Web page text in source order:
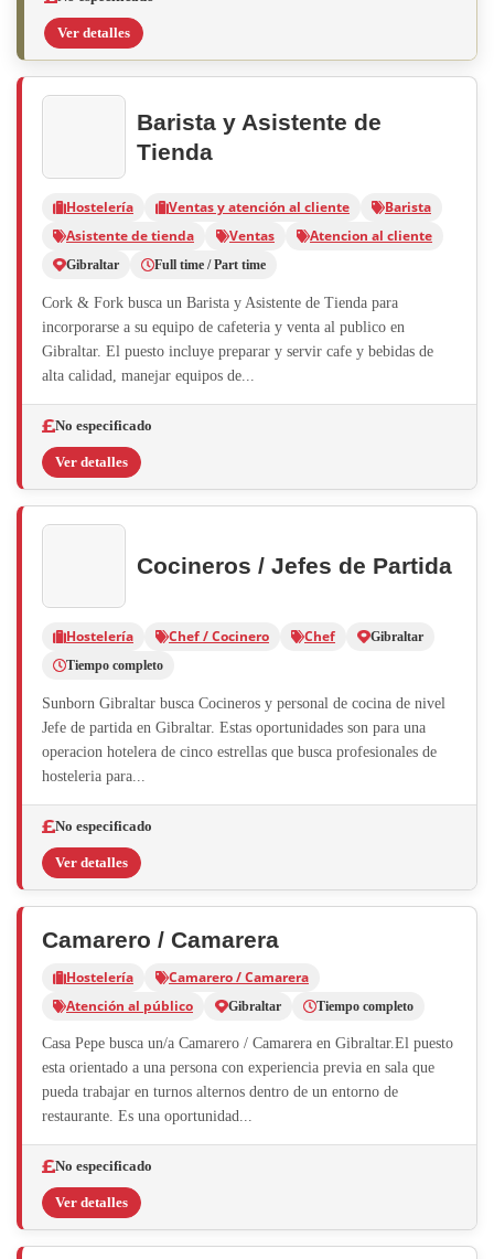
Ver detalles
Barista y Asistente de
Tienda
Hostelería Ventas y atención al cliente
Barista
Asistente de tienda
Ventas Atencion al cliente
Gibraltar Full time / Part time
Cork & Fork busca un Barista y Asistente de Tienda para
incorporarse a su equipo de cafeteria y venta al publico en
Gibraltar. El puesto incluye preparar y servir cafe y bebidas de
alta calidad, manejar equipos de...
No especificado
Ver detalles
Cocineros / Jefes de Partida
Hostelería Chef / Cocinero Chef
Gibraltar
Tiempo completo
Sunborn Gibraltar busca Cocineros y personal de cocina de nivel
Jefe de partida en Gibraltar. Estas oportunidades son para una
operacion hotelera de cinco estrellas que busca profesionales de
hosteleria para...
No especificado
Ver detalles
Camarero / Camarera
Hostelería
Camarero / Camarera
Atención al público
Gibraltar Tiempo completo
Casa Pepe busca un/a Camarero / Camarera en Gibraltar.El puesto
esta orientado a una persona con experiencia previa en sala que
pueda trabajar en turnos alternos dentro de un entorno de
restaurante. Es una oportunidad...
No especificado
Ver detalles